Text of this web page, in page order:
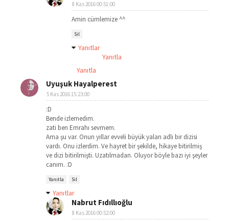
8 Kas 2016 00:51:00
Amin cümlemize ^^
Sil
Yanıtlar
Yanıtla
Yanıtla
Uyuşuk Hayalperest
5 Kas 2016 15:23:00
:D
Bende izlemedim.
zati ben Emrahı sevmem.
Ama şu var. Onun yıllar evveli büyük yalan adlı bir dizisi
vardı. Onu izlerdim. Ve hayret bir şekilde, hikaye bitirilmiş
ve dizi bitirilmişti. Uzatılmadan. Oluyor böyle bazı iyi şeyler
canım. :D
Yanıtla Sil
Yanıtlar
Nabrut Fıdıllıoğlu
8 Kas 2016 00:52:00